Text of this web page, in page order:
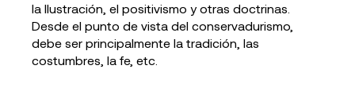
la Ilustración, el positivismo y otras doctrinas.
Desde el punto de vista del conservadurismo,
debe ser principalmente la tradición, las
costumbres, la fe, etc.